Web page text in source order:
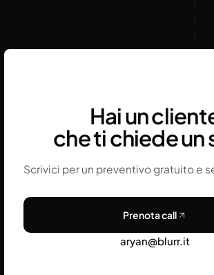
e non li utilizza per altri clienti senza
Hai un
che ti chiede un
Scrivici per un preventivo gratuito e
Prenota call
aryan@blurr.it